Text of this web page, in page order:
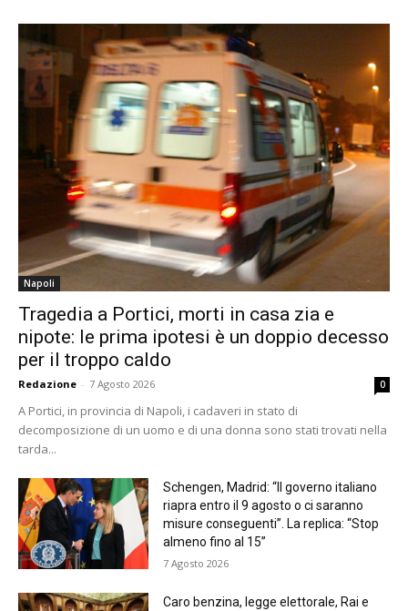
Napoli
Tragedia a Portici, morti in casa zia e
nipote: le prima ipotesi è un doppio decesso
per il troppo caldo
Redazione - 7 Agosto 2026 0
A Portici, in provincia di Napoli, i cadaveri in stato di
decomposizione di un uomo e di una donna sono stati trovati nella
tarda...
Schengen, Madrid: “Il governo italiano
riapra entro il 9 agosto o ci saranno
misure conseguenti”. La replica: “Stop
almeno fino al 15”
7 Agosto 2026
Caro benzina, legge elettorale, Rai e